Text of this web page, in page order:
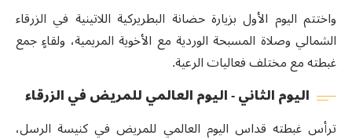
واختتم اليوم الأول بزيارة حضانة البطريركية اللاتينية في الزرقاء
الشمالي وصلاة المسبحة الوردية مع الأخوية المريمية، ولقاءٍ جمع
غبطته مع مختلف فعاليات الرعية.
اليوم الثاني - اليوم العالمي للمريض في الزرقاء
ترأس غبطته قداس اليوم العالمي للمريض في كنيسة الرسل،